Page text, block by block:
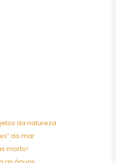
da natureza
do mar
morto!